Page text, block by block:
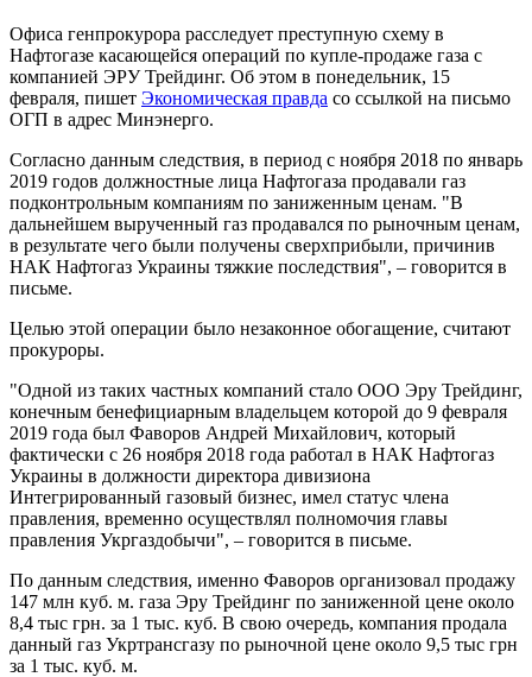
Офиса генпрокурора расследует преступную схему в
Нафтогазе касающейся операций по купле-продаже газа с
компанией ЭРУ Трейдинг. Об этом в понедельник, 15
февраля, пишет Экономическая правда со ссылкой на письмо
ОГП в адрес Минэнерго.
Согласно данным следствия, в период с ноября 2018 по январь
2019 годов должностные лица Нафтогаза продавали газ
подконтрольным компаниям по заниженным ценам. "В
дальнейшем вырученный газ продавался по рыночным ценам,
в результате чего были получены сверхприбыли, причинив
НАК Нафтогаз Украины тяжкие последствия", – говорится в
письме.
Целью этой операции было незаконное обогащение, считают
прокуроры.
"Одной из таких частных компаний стало ООО Эру Трейдинг,
конечным бенефициарным владельцем которой до 9 февраля
2019 года был Фаворов Андрей Михайлович, который
фактически с 26 ноября 2018 года работал в НАК Нафтогаз
Украины в должности директора дивизиона
Интегрированный газовый бизнес, имел статус члена
правления, временно осуществлял полномочия главы
правления Укргаздобычи", – говорится в письме.
По данным следствия, именно Фаворов организовал продажу
147 млн куб. м. газа Эру Трейдинг по заниженной цене около
8,4 тыс грн. за 1 тыс. куб. В свою очередь, компания продала
данный газ Укртрансгазу по рыночной цене около 9,5 тыс грн
за 1 тыс. куб. м.